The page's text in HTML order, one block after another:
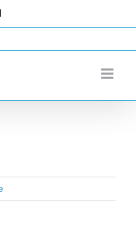
E-